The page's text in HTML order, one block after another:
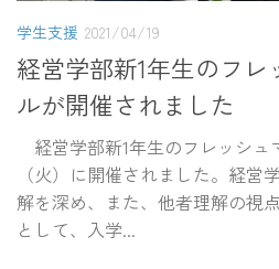
学生支援 2021/04/19
経営学部新1年生のフ
ルが開催されました
経営学部新1年生のフレッシュ
（火）に開催されました。経営
解を深め、また、他者理解の視
として、入学...